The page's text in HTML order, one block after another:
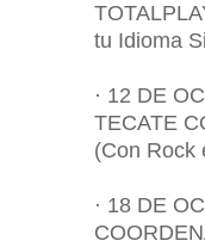
tu Idioma
· 12 DE
TECATE
(Con Rock
· 18 DE